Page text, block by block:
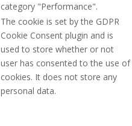
category "Performance".
The cookie is set by the GDPR
Cookie Consent plugin and is
used to store whether or not
user has consented to the use of
cookies. It does not store any
personal data.